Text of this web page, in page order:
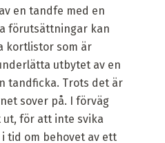
en tandfe med en
förutsättningar kan
kortlistor som är
utbytet av en
tandficka. Trots det är
sover på. I förväg
för att inte svika
tid om behovet av ett